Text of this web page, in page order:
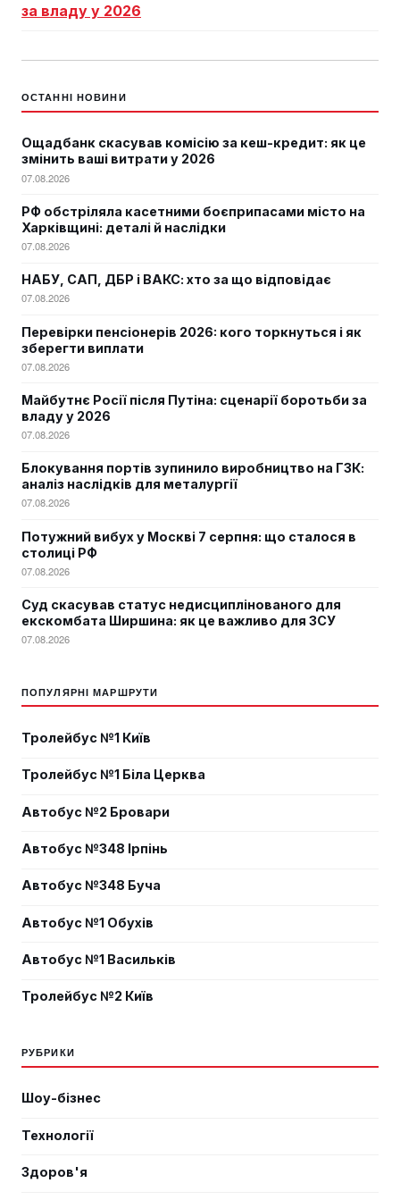
за владу у 2026
ОСТАННІ НОВИНИ
Ощадбанк скасував комісію за кеш-кредит: як це
змінить ваші витрати у 2026
07.08.2026
РФ обстріляла касетними боєприпасами місто на
Харківщині: деталі й наслідки
07.08.2026
НАБУ, САП, ДБР і ВАКС: хто за що відповідає
07.08.2026
Перевірки пенсіонерів 2026: кого торкнуться і як
зберегти виплати
07.08.2026
Майбутнє Росії після Путіна: сценарії боротьби за
владу у 2026
07.08.2026
Блокування портів зупинило виробництво на ГЗК:
аналіз наслідків для металургії
07.08.2026
Потужний вибух у Москві 7 серпня: що сталося в
столиці РФ
07.08.2026
Суд скасував статус недисциплінованого для
екскомбата Ширшина: як це важливо для ЗСУ
07.08.2026
ПОПУЛЯРНІ МАРШРУТИ
Тролейбус №1 Київ
Тролейбус №1 Біла Церква
Автобус №2 Бровари
Автобус №348 Ірпінь
Автобус №348 Буча
Автобус №1 Обухів
Автобус №1 Васильків
Тролейбус №2 Київ
РУБРИКИ
Шоу-бізнес
Технології
Здоров'я